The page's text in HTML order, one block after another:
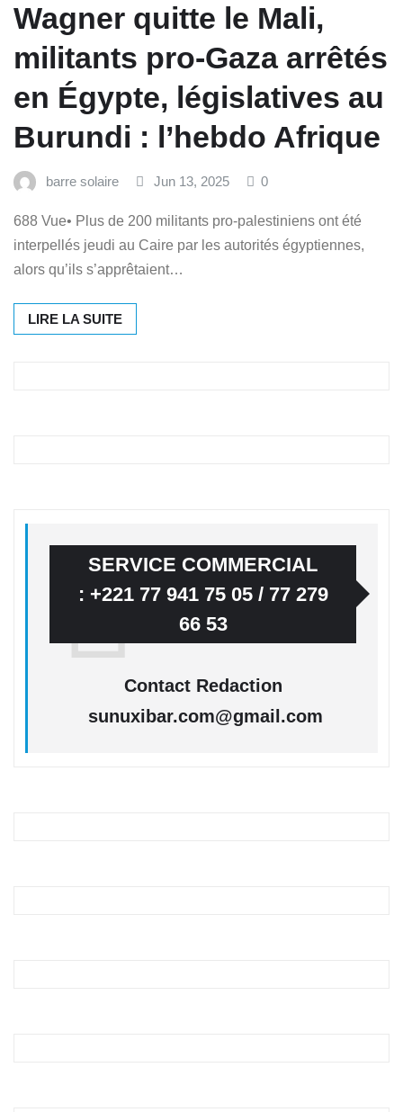
Wagner quitte le Mali,
militants pro-Gaza arrêtés
en Égypte, législatives au
Burundi : l’hebdo Afrique
barre solaire Jun 13, 2025 0
688 Vue• Plus de 200 militants pro-palestiniens ont été
interpellés jeudi au Caire par les autorités égyptiennes,
alors qu’ils s’apprêtaient…
LIRE LA SUITE
SERVICE COMMERCIAL
: +221 77 941 75 05 / 77 279
66 53
Contact Redaction
sunuxibar.com@gmail.com